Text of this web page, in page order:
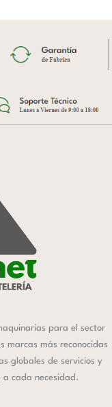
para el sector
marcas más reconocidas
globales de servicios y
cada necesidad.